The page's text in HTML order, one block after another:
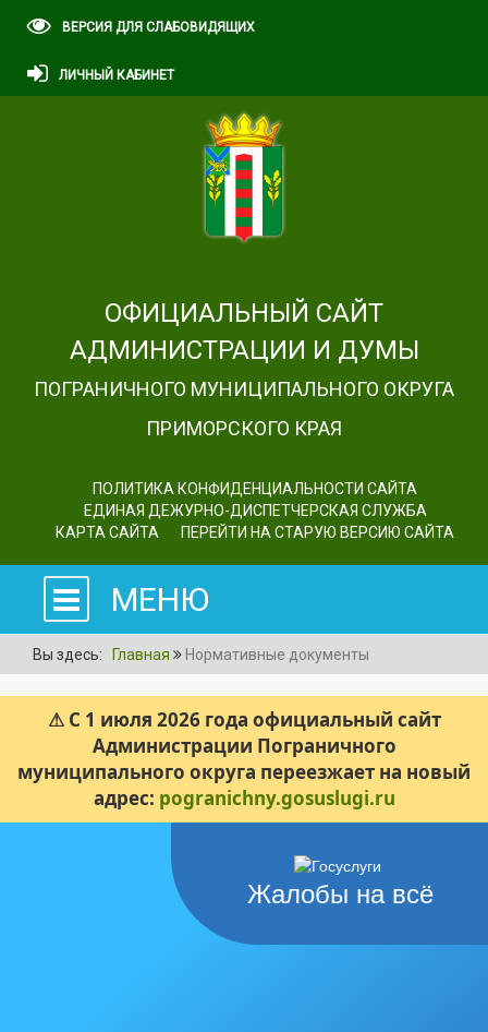
ВЕРСИЯ ДЛЯ СЛАБОВИДЯЩИХ
ЛИЧНЫЙ КАБИНЕТ
ОФИЦИАЛЬНЫЙ САЙТ
АДМИНИСТРАЦИИ И ДУМЫ
ПОГРАНИЧНОГО МУНИЦИПАЛЬНОГО ОКРУГА
ПРИМОРСКОГО КРАЯ
ПОЛИТИКА КОНФИДЕНЦИАЛЬНОСТИ САЙТА
ЕДИНАЯ ДЕЖУРНО-ДИСПЕТЧЕРСКАЯ СЛУЖБА
КАРТА САЙТА
ПЕРЕЙТИ НА СТАРУЮ ВЕРСИЮ САЙТА
МЕНЮ
Вы здесь: Главная Нормативные документы
⚠ С 1 июля 2026 года официальный сайт
Администрации Пограничного
муниципального округа переезжает на новый
адрес: pogranichny.gosuslugi.ru
Жалобы на всё